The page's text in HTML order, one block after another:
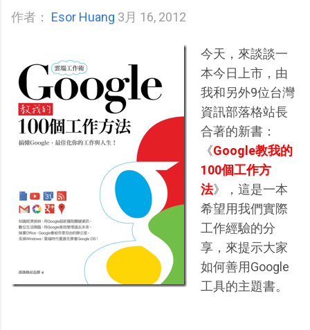
作者： Esor Huang 3月 16, 2012
今天，來談談一
本今日上市，由
我和另外9位台灣
資訊部落格站長
合著的新書：
《Google教我的
100個工作方
法》，這是一本
希望用我們實際
工作經驗的分
享，來提示大家
如何善用Google
工具的主題書。